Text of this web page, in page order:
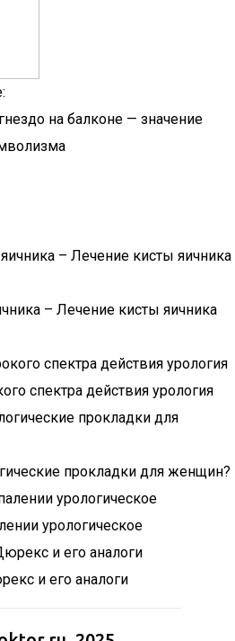
на балконе — значение
– Лечение кисты яичника
спектра действия урология
прокладки для женщин?
урологическое
и его аналоги